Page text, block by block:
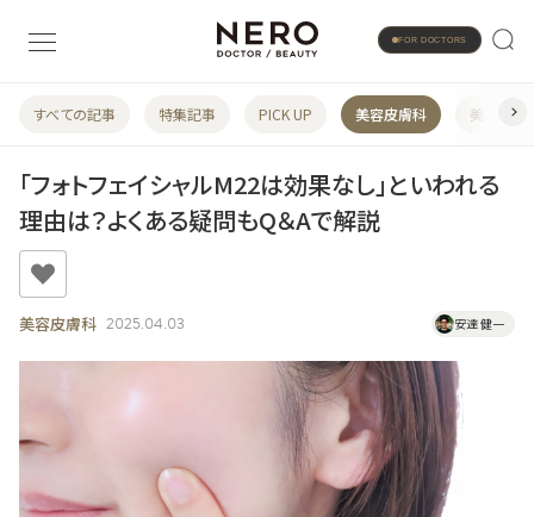
FOR DOCTORS
すべての記事 特集記事 PICK UP 美容皮膚科 美容婦人
「フォトフェイシャルM22は効果なし」といわれる
理由は？よくある疑問もQ＆Aで解説
美容皮膚科 2025.04.03 安達 健一